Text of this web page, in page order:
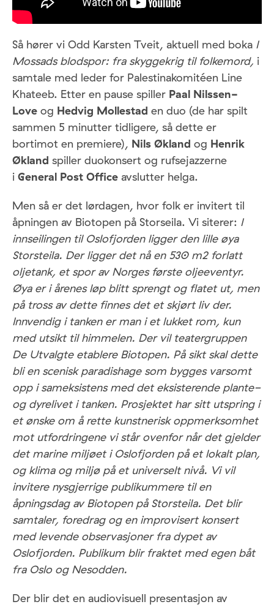
Så hører vi Odd Karsten Tveit, aktuell med boka I
Mossads blodspor: fra skyggekrig til folkemord, i
samtale med leder for Palestinakomitéen Line
Khateeb. Etter en pause spiller Paal Nilssen-
Love og Hedvig Mollestad en duo (de har spilt
sammen 5 minutter tidligere, så dette er
bortimot en premiere), Nils Økland og Henrik
Økland spiller duokonsert og rufsejazzerne
i General Post Office avslutter helga.
Men så er det lørdagen, hvor folk er invitert til
åpningen av Biotopen på Storseila. Vi siterer: I
innseilingen til Oslofjorden ligger den lille øya
Storsteila. Der ligger det nå en 530 m2 forlatt
oljetank, et spor av Norges første oljeeventyr.
Øya er i årenes løp blitt sprengt og flatet ut, men
på tross av dette finnes det et skjørt liv der.
Innvendig i tanken er man i et lukket rom, kun
med utsikt til himmelen. Der vil teatergruppen
De Utvalgte etablere Biotopen. På sikt skal dette
bli en scenisk paradishage som bygges varsomt
opp i sameksistens med det eksisterende plante-
og dyrelivet i tanken. Prosjektet har sitt utspring i
et ønske om å rette kunstnerisk oppmerksomhet
mot utfordringene vi står ovenfor når det gjelder
det marine miljøet i Oslofjorden på et lokalt plan,
og klima og miljø på et universelt nivå. Vi vil
invitere nysgjerrige publikummere til en
åpningsdag av Biotopen på Storsteila. Det blir
samtaler, foredrag og en improvisert konsert
med levende observasjoner fra dypet av
Oslofjorden. Publikum blir fraktet med egen båt
fra Oslo og Nesodden.
Der blir det en audiovisuell presentasjon av